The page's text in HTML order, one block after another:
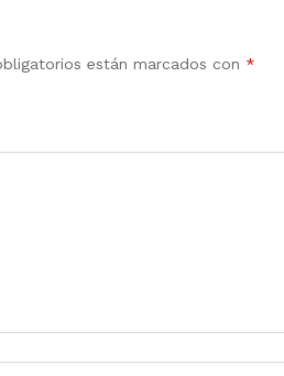
están marcados con *